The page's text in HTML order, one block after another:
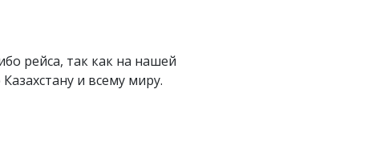
рейса, так как на нашей
и всему миру.